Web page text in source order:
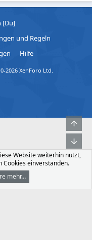
[Du]
und Regeln
Hilfe
2026 XenForo Ltd.
Anmelden
Website weiterhin nutzt,
Cookies einverstanden.
mehr…